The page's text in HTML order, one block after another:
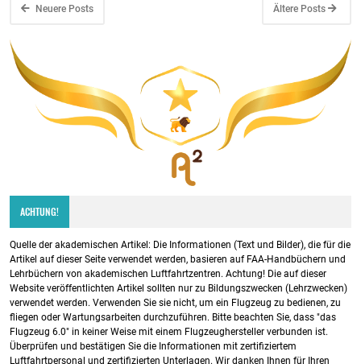
Neuere Posts Ältere Posts
ACHTUNG!
Quelle der akademischen Artikel: Die Informationen (Text und Bilder), die für die
Artikel auf dieser Seite verwendet werden, basieren auf FAA-Handbüchern und
Lehrbüchern von akademischen Luftfahrtzentren. Achtung! Die auf dieser
Website veröffentlichten Artikel sollten nur zu Bildungszwecken (Lehrzwecken)
verwendet werden. Verwenden Sie sie nicht, um ein Flugzeug zu bedienen, zu
fliegen oder Wartungsarbeiten durchzuführen. Bitte beachten Sie, dass "das
Flugzeug 6.0" in keiner Weise mit einem Flugzeughersteller verbunden ist.
Überprüfen und bestätigen Sie die Informationen mit zertifiziertem
Luftfahrtpersonal und zertifizierten Unterlagen. Wir danken Ihnen für Ihren